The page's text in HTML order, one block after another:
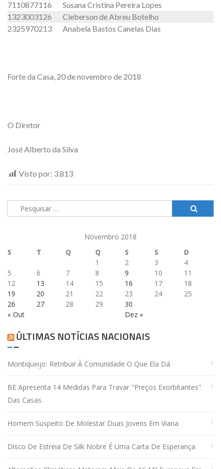
7110877116
Susana Cristina Pereira Lopes
1323003126
Cleberson de Abreu Botelho
2325970213
Anabela Bastos Canelas Dias
Forte da Casa, 20 de novembro de 2018
O Diretor
José Alberto da Silva
Visto por: 3.813
Pesquisar
por:
Novembro 2018
S
T Q Q S S D
« Out Dez »
1 2 3
4
5
6 7 8 9 10
11
12
13 14 15 16 17
18
19
20 21 22 23 24
25
26
27 28 29 30
ÚLTIMAS NOTÍCIAS NACIONAIS
Montiqueijo: Retribuir À Comunidade O Que Ela Dá
BE Apresenta 14 Medidas Para Travar "preços Exorbitantes"
Das Casas
Homem Suspeito De Molestar Duas Jovens Em Viana
Disco De Estreia De Silk Nobre É Uma Carta De Esperança